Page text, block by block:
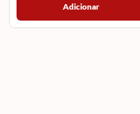
Adicionar